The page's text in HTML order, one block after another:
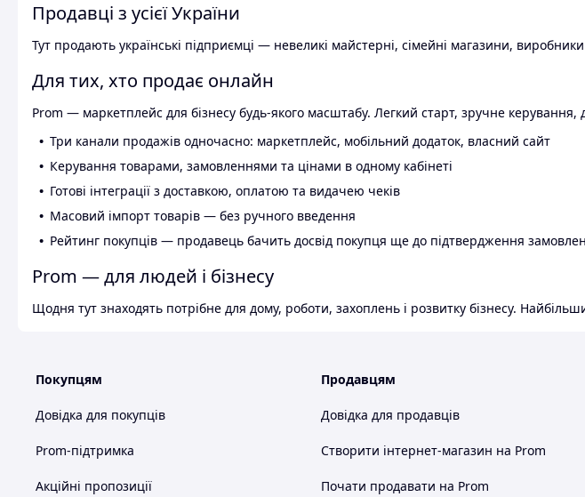
Продавці з усієї України
Тут продають українські підприємці — невеликі майстерні, сімейні магазини,
Для тих, хто продає онлайн
Prom — маркетплейс для бізнесу будь-якого масштабу. Легкий старт, зручне керування,
Три канали продажів одночасно: маркетплейс, мобільний додаток, власний сайт
Керування товарами, замовленнями та цінами в одному кабінеті
Готові інтеграції з доставкою, оплатою та видачею чеків
Масовий імпорт товарів — без ручного введення
Рейтинг покупців — продавець бачить досвід покупця ще до підтвердження
Prom — для людей і бізнесу
Щодня тут знаходять потрібне для дому, роботи, захоплень і розвитку бізнесу.
Покупцям
Довідка для покупців
Prom-підтримка
Акційні пропозиції
Продавцям
Довідка для продавців
Створити інтернет-магазин на Prom
Почати продавати на Prom